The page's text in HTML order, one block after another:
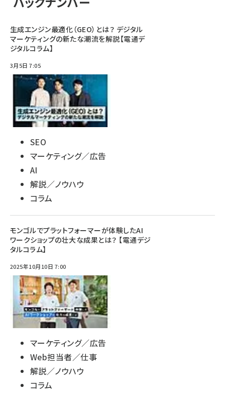
生成エンジン最適化（GEO）とは？ デジタル
マーケティングの新たな潮流を解説【電通デ
ジタルコラム】
3月5日 7:05
SEO
マーケティング／広告
AI
解説／ノウハウ
コラム
モンゴルでプラットフォーマーが体験したAI
ワークショップの壮大な成果とは？ 【電通デジ
タルコラム】
2025年10月10日 7:00
マーケティング／広告
Web担当者／仕事
解説／ノウハウ
コラム